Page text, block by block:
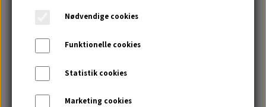
Et udsnit af eksempler på taghætter mm.
Galleri
Nødvendige cookies
Funktionelle cookies
Statistik cookies
Marketing cookies